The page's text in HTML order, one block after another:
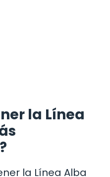
la Línea
la Línea Alba